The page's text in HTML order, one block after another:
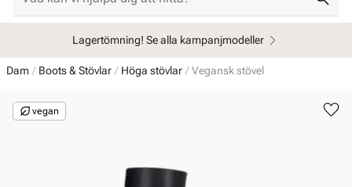
Lagertömning! Se alla kampanjmodeller
Dam Boots & Stövlar Höga stövlar Vegansk stövel
vegan